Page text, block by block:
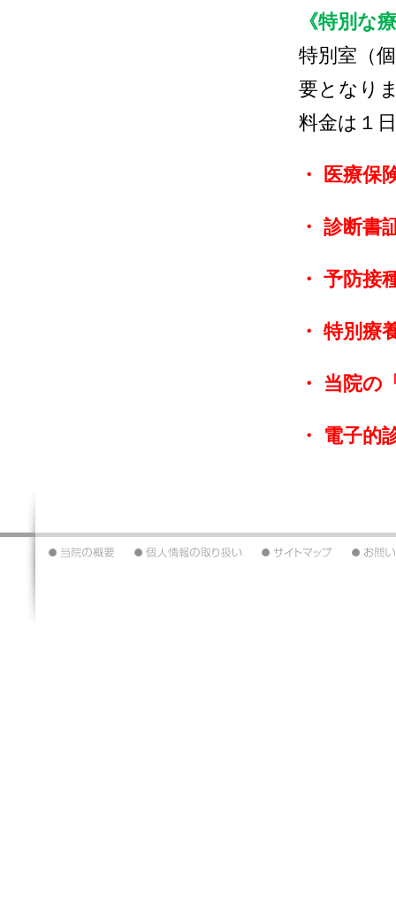
《特別な
特別室（
要となり
料金は１
・ 医療保
・ 診断書
・ 予防接
・ 特別療
・ 当院の
・ 電子的